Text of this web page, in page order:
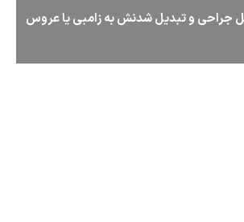
جراحی و تبدیل شدنش به زامبی یا عروس